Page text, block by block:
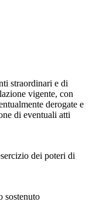
straordinari e di
vigente, con
derogate e
di eventuali atti
dei poteri di
sostenuto